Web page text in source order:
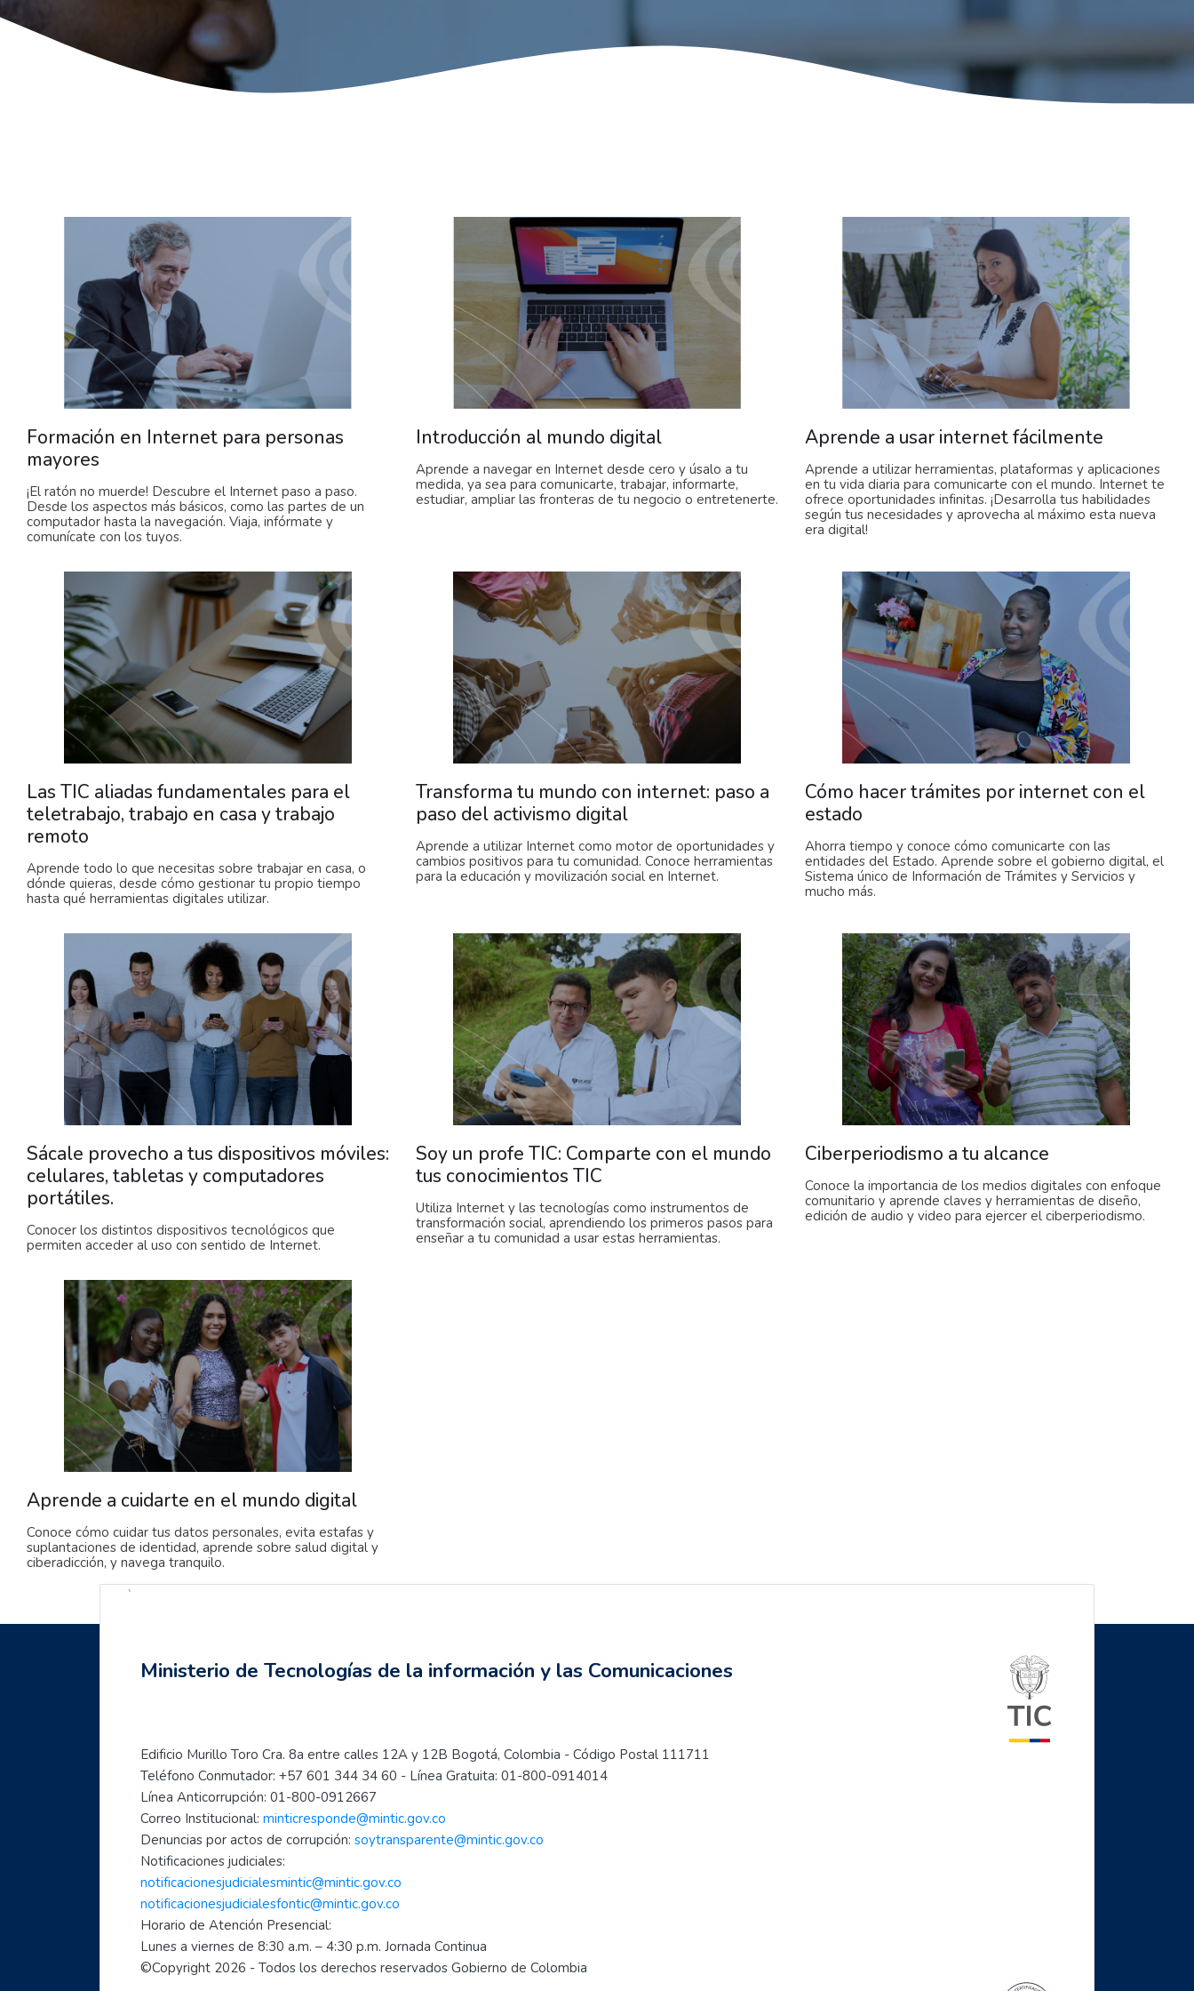
Formación en Internet para personas
mayores
¡El ratón no muerde! Descubre el Internet paso a paso.
Desde los aspectos más básicos, como las partes de un
computador hasta la navegación. Viaja, infórmate y
comunícate con los tuyos.
Introducción al mundo digital
Aprende a navegar en Internet desde cero y úsalo a tu
medida, ya sea para comunicarte, trabajar, informarte,
estudiar, ampliar las fronteras de tu negocio o entretenerte.
Aprende a usar internet fácilmente
Aprende a utilizar herramientas, plataformas y aplicaciones
en tu vida diaria para comunicarte con el mundo. Internet te
ofrece oportunidades infinitas. ¡Desarrolla tus habilidades
según tus necesidades y aprovecha al máximo esta nueva
era digital!
Las TIC aliadas fundamentales para el
teletrabajo, trabajo en casa y trabajo
remoto
Aprende todo lo que necesitas sobre trabajar en casa, o
dónde quieras, desde cómo gestionar tu propio tiempo
hasta qué herramientas digitales utilizar.
Transforma tu mundo con internet: paso a
paso del activismo digital
Aprende a utilizar Internet como motor de oportunidades y
cambios positivos para tu comunidad. Conoce herramientas
para la educación y movilización social en Internet.
Cómo hacer trámites por internet con el
estado
Ahorra tiempo y conoce cómo comunicarte con las
entidades del Estado. Aprende sobre el gobierno digital, el
Sistema único de Información de Trámites y Servicios y
mucho más.
Sácale provecho a tus dispositivos móviles:
celulares, tabletas y computadores
portátiles.
Conocer los distintos dispositivos tecnológicos que
permiten acceder al uso con sentido de Internet.
Soy un profe TIC: Comparte con el mundo
tus conocimientos TIC
Utiliza Internet y las tecnologías como instrumentos de
transformación social, aprendiendo los primeros pasos para
enseñar a tu comunidad a usar estas herramientas.
Ciberperiodismo a tu alcance
Conoce la importancia de los medios digitales con enfoque
comunitario y aprende claves y herramientas de diseño,
edición de audio y video para ejercer el ciberperiodismo.
Aprende a cuidarte en el mundo digital
Conoce cómo cuidar tus datos personales, evita estafas y
suplantaciones de identidad, aprende sobre salud digital y
ciberadicción, y navega tranquilo.
Mujeres TIC para el cambio
Mujeres TIC para el cambio
Página principal
Preguntas frecuentes
- Aprende a usar Internet fácilmente
- Introducción al mundo digital
- Formación en Internet para personas mayores
- Mujeres líderes de la Transformación Digital
- Mujeres creadoras de contenido Digital
- Transforma tu mundo con internet: paso a paso de...
`
Ministerio de Tecnologías de la información y las Comunicaciones
Edificio Murillo Toro Cra. 8a entre calles 12A y 12B Bogotá, Colombia - Código Postal 111711
Teléfono Conmutador: +57 601 344 34 60 - Línea Gratuita: 01-800-0914014
Línea Anticorrupción: 01-800-0912667
Correo Institucional: minticresponde@mintic.gov.co
Denuncias por actos de corrupción: soytransparente@mintic.gov.co
Notificaciones judiciales:
notificacionesjudicialesmintic@mintic.gov.co
notificacionesjudicialesfontic@mintic.gov.co
Horario de Atención Presencial:
Lunes a viernes de 8:30 a.m. – 4:30 p.m. Jornada Continua
©Copyright 2026 - Todos los derechos reservados Gobierno de Colombia